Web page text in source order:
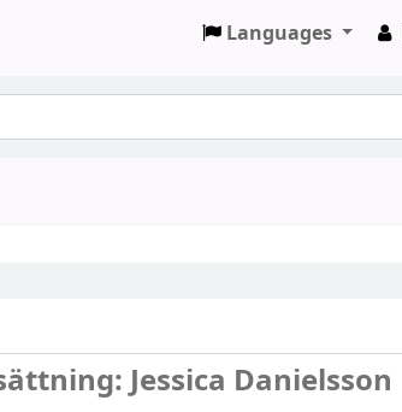
Languages
Jessica Danielsson